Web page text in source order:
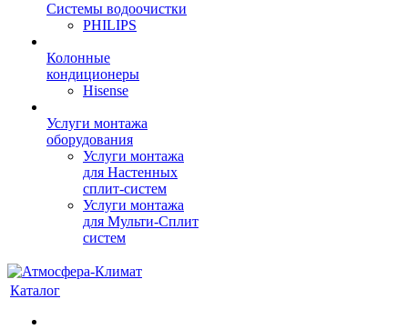
Системы водоочистки
PHILIPS
Колонные
кондиционеры
Hisense
Услуги монтажа
оборудования
Услуги монтажа
для Настенных
сплит-систем
Услуги монтажа
для Мульти-Сплит
систем
Каталог